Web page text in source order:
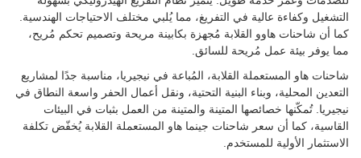
التشغيل وكفاءة عالية في التفريغ، مما يُلبي مختلف الاحتياجات الهندسية.
كما أن شاحنات هاوو القلابة مُجهزة بكابينة مريحة وتصميم تحكم مُريح،
مما يوفر بيئة عمل مُريحة للسائق.
شاحنات هاو المستعملة القلابة، المُباعة في نيجيريا، مناسبة جدًا لمشاريع
التعدين المحلية، وبناء البنية التحتية، ونقل أعمال الحفر واسعة النطاق في
نيجيريا. تُمكّنها خصائصها المتينة والمتينة من العمل بثبات في البيئات
القاسية، كما أن سعر شاحنات جينما هاو المستعملة القلابة يُخفّض تكلفة
الاستثمار الأولية للمستخدم.